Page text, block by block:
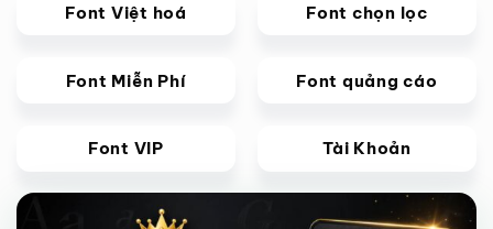
Font Việt hoá Font chọn lọc
Font Miễn Phí Font quảng cáo
Font VIP Tài Khoản
Giảm giá!